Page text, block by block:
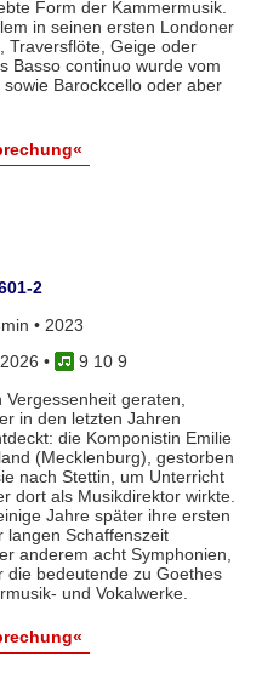
Form der Kammermusik.
in seinen ersten Londoner
Traversflöte, Geige oder
Basso continuo wurde vom
Barockcello oder aber
2
• 2023
•
9 10 9
Vergessenheit geraten,
in den letzten Jahren
die Komponistin Emilie
(Mecklenburg), gestorben
nach Stettin, um Unterricht
dort als Musikdirektor wirkte.
Jahre später ihre ersten
langen Schaffenszeit
anderem acht Symphonien,
bedeutende zu Goethes
und Vokalwerke.